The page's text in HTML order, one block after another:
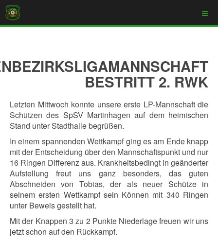
BESTRITT 2. RWK
Letzten Mittwoch konnte unsere erste LP-Mannschaft die
Schützen des SpSV Martinhagen auf dem heimischen
Stand unter Stadthalle begrüßen.
In einem spannenden Wettkampf ging es am Ende knapp
mit der Entscheidung über den Mannschaftspunkt und nur
16 Ringen Differenz aus. Krankheitsbedingt in geänderter
Aufstellung freut uns ganz besonders, das guten
Abschneiden von Tobias, der als neuer Schütze in
seinem ersten Wettkampf sein Können mit 340 Ringen
unter Beweis gestellt hat.
Mit der Knappen 3 zu 2 Punkte Niederlage freuen wir uns
jetzt schon auf den Rückkampf.